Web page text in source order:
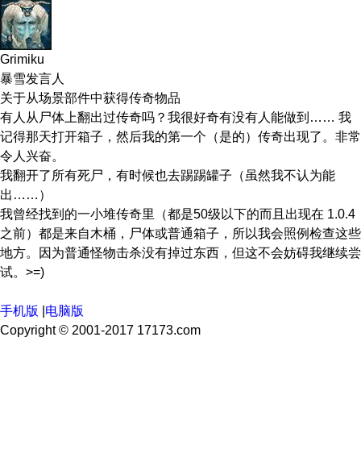
Grimiku
暴雪发言人
关于从场景部件中获得传奇物品
有人从尸体上翻出过传奇吗？我很好奇有没有人能做到…… 我
记得那天打开箱子，然后我的第一个（是的）传奇出现了。非常
令人兴奋。
我翻开了所有死尸，有时候也去踢踢罐子（虽然我不认为能
出……）
我曾经找到的一小堆传奇里（都是50级以下的而且出现在 1.0.4
之前）都是来自木桶，尸体或普通箱子，所以我会照例检查这些
地方。因为普通怪物击杀没有掉过东西，但这不会妨碍我继续尝
试。>=)
手机版
电脑版
Copyright © 2001-2017 17173.com